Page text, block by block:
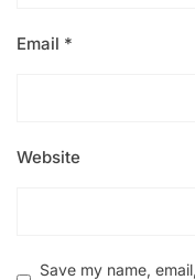
Email *
Website
Save my name,